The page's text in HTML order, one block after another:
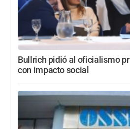
Bullrich pidió al oficialismo
con impacto social